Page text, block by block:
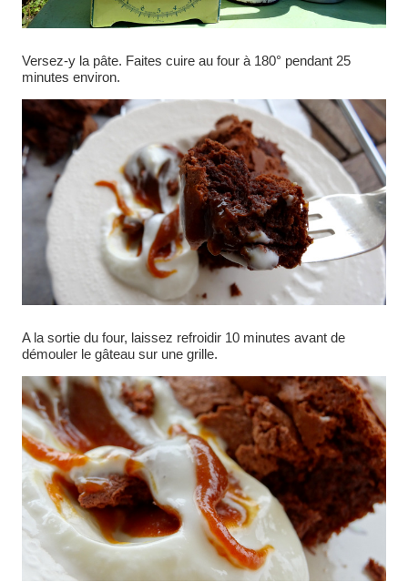
Versez-y la pâte. Faites cuire au four à 180° pendant 25
minutes environ.
A la sortie du four, laissez refroidir 10 minutes avant de
démouler le gâteau sur une grille.